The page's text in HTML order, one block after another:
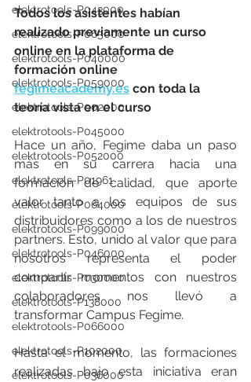
elektrotools-P043000
elektrotools-P065000
elektrotools-P040000
elektrotools-P059000
elektrotools-P002000
elektrotools-P045000
elektrotools-P052000
elektrotools-P01961
elektrotools-P064000
elektrotools-P099000
elektrotools-P046000
elektrotools-P030000
elektrotools-P138000
elektrotools-P066000
elektrotools-P102000
elektrotools-P036000
Todos los asistentes habían
realizado previamente un curso
online en la plataforma de
formación online
fegimeacademy.es con toda la
teoría vista en el curso
Hace un año, Fegime daba un paso
más en su carrera hacia una
formación de calidad, que aporte
valor tanto a los equipos de sus
distribuidores como a los de nuestros
partners. Esto, unido al valor que para
nosotros representa el poder
compartir momentos con nuestros
colaboradores nos llevó a
transformar Campus Fegime.
Hasta el momento, las formaciones
realizadas bajo esta iniciativa eran